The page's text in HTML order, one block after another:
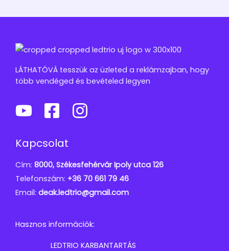
LÁTHATÓVÁ tesszük az üzleted a reklámzajban, hogy
több vendéged és bevételed legyen
Kapcsolat
Cím: 8000, Székesfehérvár Ipoly utca 126
Telefonszám: +36 70 661 79 46
Email: deak.ledtrio@gmail.com
Hasznos információk:
LEDTRIO KARBANTARTÁS